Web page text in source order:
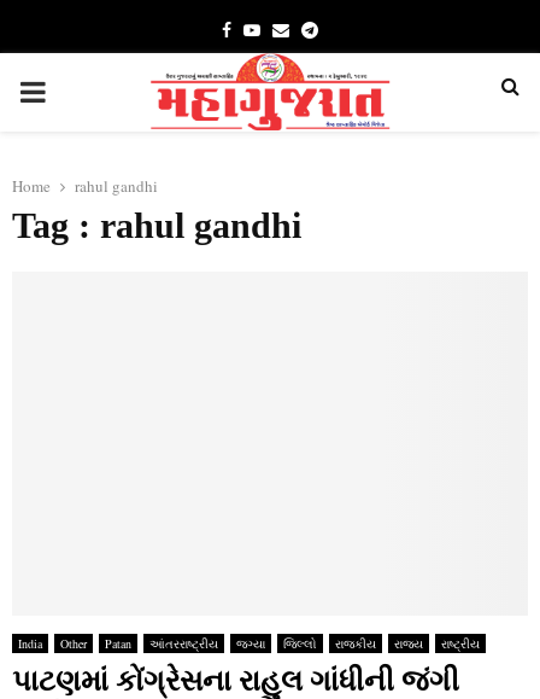
FacebookYoutube
EmailTelegram
PRIMARY
Home rahul gandhi
Tag : rahul gandhi
India Other Patan આંતરરાષ્ટ્રીય જગ્યા જિલ્લો રાજકીય રાજ્ય રાષ્ટ્રીય
પાટણમાં કોંગ્રેસના રાહુલ ગાંધીની જંગી